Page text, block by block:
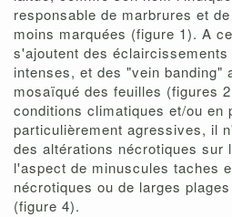
responsable de marbrures et
moins marquées (figure 1). A
s'ajoutent des
intenses, et des "vein banding"
mosaïqué des feuilles (figures
conditions climatiques et/ou en
particulièrement agressives, il
des altérations nécrotiques sur
l'aspect de minuscules taches
nécrotiques ou de larges
(figure 4).